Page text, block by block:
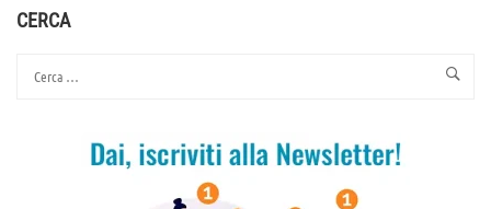
SVILUPPO
CERCA